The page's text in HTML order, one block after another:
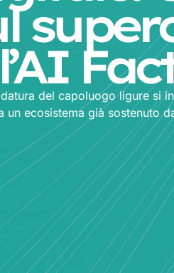
del capoluogo ligure si
un ecosistema già sostenuto